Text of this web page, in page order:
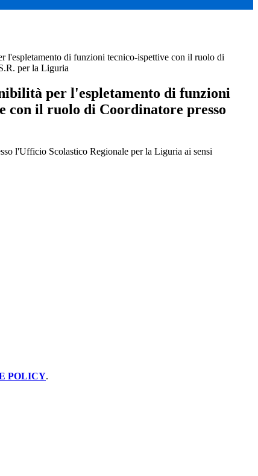
l'espletamento di funzioni tecnico-ispettive con il ruolo di
per la Liguria
per l'espletamento di funzioni
con il ruolo di Coordinatore presso
l'Ufficio Scolastico Regionale per la Liguria ai sensi
POLICY.